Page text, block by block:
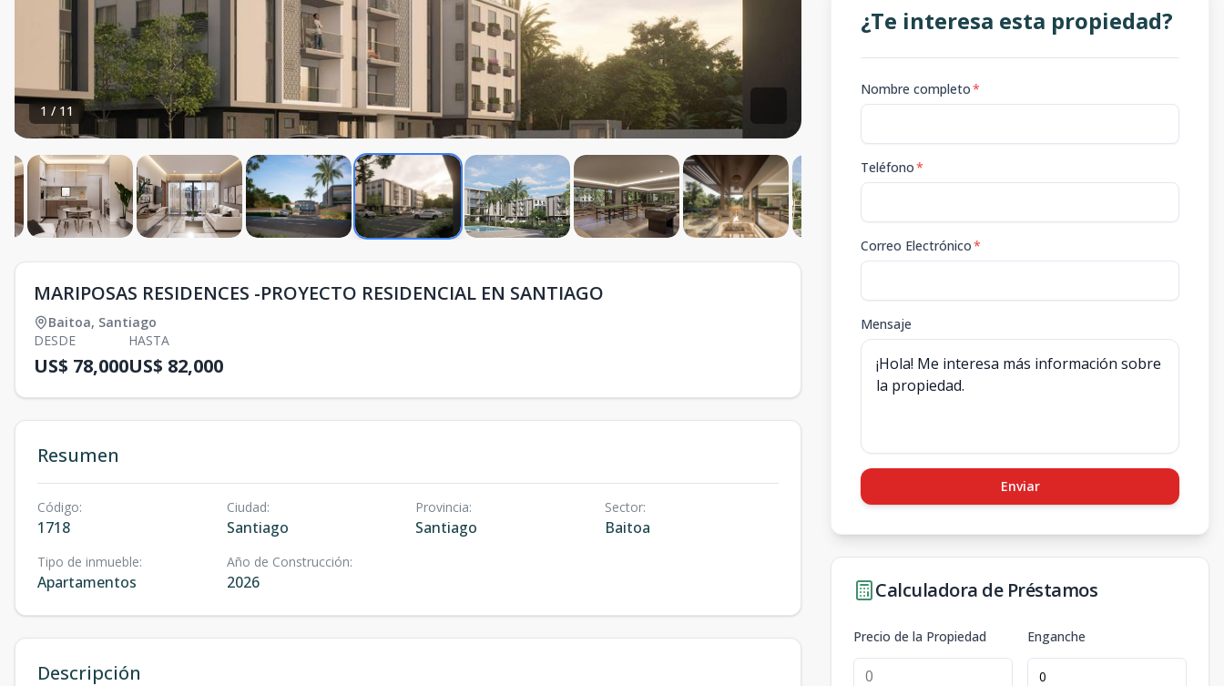
1/11
MARIPOSAS RESIDENCES -PROYECTO RESIDENCIAL EN SANTIAGO
Baitoa, Santiago
DESDE
US$ 78,000
HASTA
US$ 82,000
Resumen
Código:
1718
Ciudad:
Santiago
Provincia:
Santiago
Sector:
Baitoa
Tipo de inmueble:
Apartamentos
Año de Construcción:
2026
Descripción
¿Te interesa esta propiedad?
Nombre completo*
Teléfono*
Correo Electrónico*
Mensaje
Enviar
Calculadora de Préstamos
Precio de la Propiedad Enganche